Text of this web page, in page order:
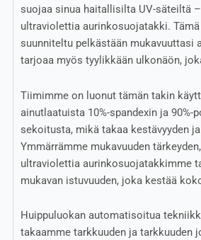
suojaa sinua haitallisilta UV-säteiltä
ultraviolettia aurinkosuojatakki.
suunniteltu pelkästään mukavuuttasi
tarjoaa myös tyylikkään ulkonäön,
Tiimimme on luonut tämän takin
ainutlaatuista 10%-spandexin ja 90%-
sekoitusta, mikä takaa kestävyyden
Ymmärrämme mukavuuden
ultraviolettia aurinkosuojatakkimme
mukavan istuvuuden, joka kestää
Huippuluokan automatisoitua
takaamme tarkkuuden ja tarkkuuden